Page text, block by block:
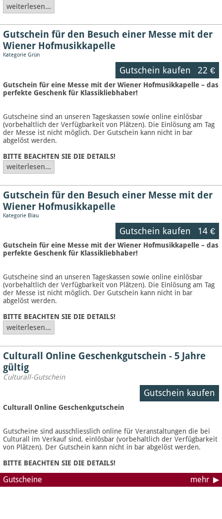
weiterlesen...
Gutschein für den Besuch einer Messe mit der
Wiener Hofmusikkapelle
Kategorie Grün
Gutschein kaufen 22 €
Gutschein für eine Messe mit der Wiener Hofmusikkapelle – das
perfekte Geschenk für Klassikliebhaber!
Gutscheine sind an unseren Tageskassen sowie online einlösbar
(vorbehaltlich der Verfügbarkeit von Plätzen). Die Einlösung am Tag
der Messe ist nicht möglich. Der Gutschein kann nicht in bar
abgelöst werden.
BITTE BEACHTEN SIE DIE DETAILS!
weiterlesen...
Gutschein für den Besuch einer Messe mit der
Wiener Hofmusikkapelle
Kategorie Blau
Gutschein kaufen 14 €
Gutschein für eine Messe mit der Wiener Hofmusikkapelle – das
perfekte Geschenk für Klassikliebhaber!
Gutscheine sind an unseren Tageskassen sowie online einlösbar
(vorbehaltlich der Verfügbarkeit von Plätzen). Die Einlösung am Tag
der Messe ist nicht möglich. Der Gutschein kann nicht in bar
abgelöst werden.
BITTE BEACHTEN SIE DIE DETAILS!
weiterlesen...
Culturall Online Geschenkgutschein - 5 Jahre
gültig
Culturall-Gutschein
Gutschein kaufen
Culturall Online Geschenkgutschein
Gutscheine sind ausschliesslich online für Veranstaltungen die bei
Culturall im Verkauf sind, einlösbar (vorbehaltlich der Verfügbarkeit
von Plätzen). Der Gutschein kann nicht in bar abgelöst werden.
BITTE BEACHTEN SIE DIE DETAILS!
Gutscheine mehr